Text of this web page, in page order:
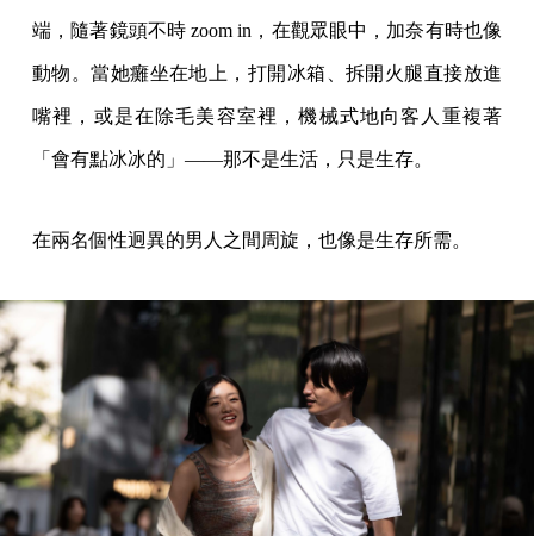
端，隨著鏡頭不時 zoom in，在觀眾眼中，加奈有時也像
動物。當她癱坐在地上，打開冰箱、拆開火腿直接放進
嘴裡，或是在除毛美容室裡，機械式地向客人重複著
「會有點冰冰的」——那不是生活，只是生存。
在兩名個性迥異的男人之間周旋，也像是生存所需。